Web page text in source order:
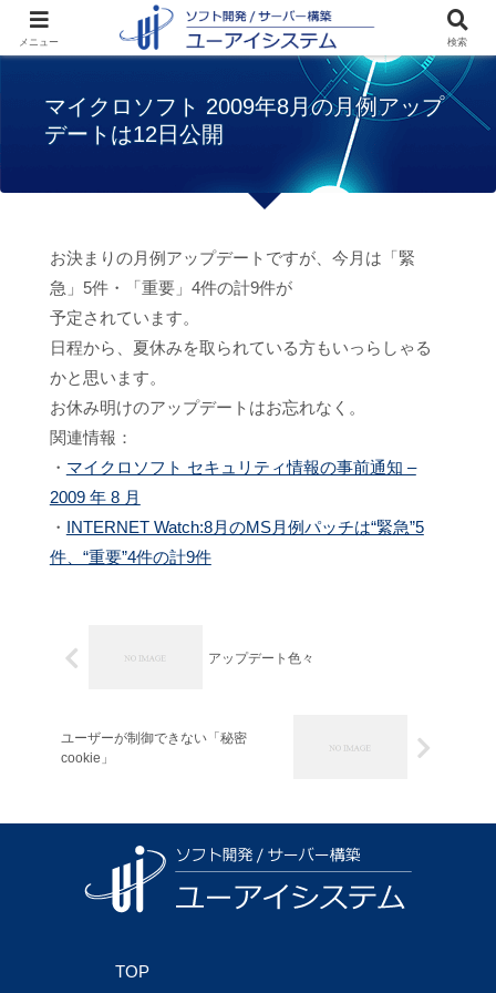
お知らせ
マイクロソフト 2009年8
月の月例アップデートは12日公開
マイクロソフト 2009年8月の月例アップ
デートは12日公開
お決まりの月例アップデートですが、今月は「緊
急」5件・「重要」4件の計9件が
予定されています。
日程から、夏休みを取られている方もいっらしゃる
かと思います。
お休み明けのアップデートはお忘れなく。
関連情報：
・ マイクロソフト セキュリティ情報の事前通知 –
2009 年 8 月
・ INTERNET Watch:8月のMS月例パッチは“緊急”5
件、“重要”4件の計9件
アップデート色々
ユーザーが制御できない「秘密
cookie」
TOP
メニュー 検索